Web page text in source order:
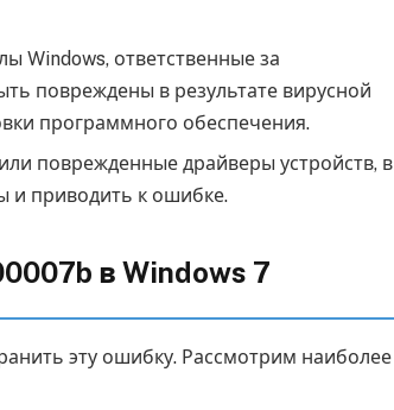
Windows, ответственные за
повреждены в результате вирусной
программного обеспечения.
поврежденные драйверы устройств, в
и приводить к ошибке.
в Windows 7
эту ошибку. Рассмотрим наиболее